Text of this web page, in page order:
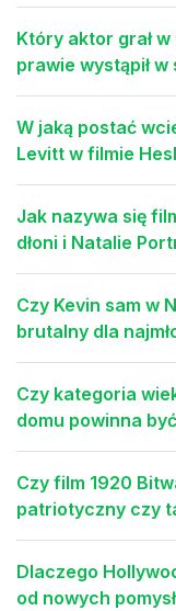
Który aktor grał
prawie wystąpił
W jaką postać
Levitt w filmie
Jak nazywa się
dłoni i Natalie
Czy Kevin sam w
brutalny dla
Czy kategoria
domu powinna
Czy film 1920
patriotyczny czy
Dlaczego
od nowych